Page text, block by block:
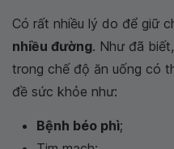
Có rất nhiều lý do để giữ
nhiều đường. Như đã
trong chế độ ăn uống có
đề sức khỏe như:
Bệnh béo phì;